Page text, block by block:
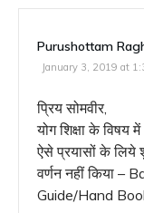
Purushottam
January 3, 2019 at
प्रिय सोमवीर,
योग शिक्षा के विषय
ऐसे प्रयासों के लिये
वर्णन नहीं किया –
Guide/Hand